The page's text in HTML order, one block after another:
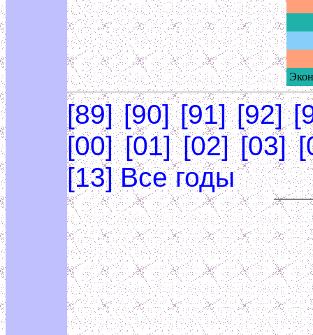
[89] [90] [91] [92]
[00] [01] [02] [03]
[13] Все годы